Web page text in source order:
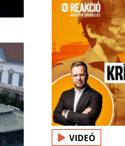
VIDEÓ